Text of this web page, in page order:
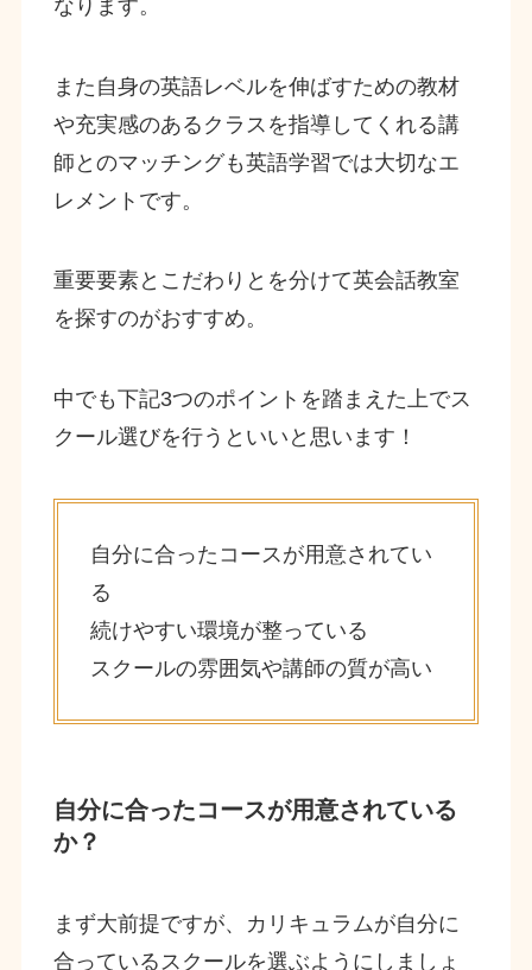
なります。
また自身の英語レベルを伸ばすための教材
や充実感のあるクラスを指導してくれる講
師とのマッチングも英語学習では大切なエ
レメントです。
重要要素とこだわりとを分けて英会話教室
を探すのがおすすめ。
中でも下記3つのポイントを踏まえた上でス
クール選びを行うといいと思います！
自分に合ったコースが用意されてい
る
続けやすい環境が整っている
スクールの雰囲気や講師の質が高い
自分に合ったコースが用意されている
か？
まず大前提ですが、カリキュラムが自分に
合っているスクールを選ぶようにしましょ